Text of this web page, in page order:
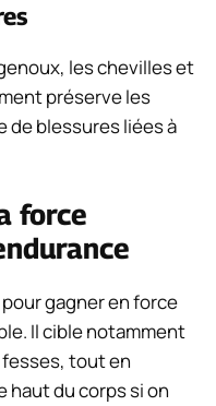
les chevilles et
préserve les
blessures liées à
force
gagner en force
Il cible notamment
fesses, tout en
haut du corps si on